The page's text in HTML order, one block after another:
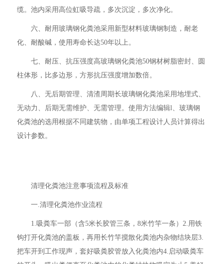
缆。池内采用高位虹吸导疏，多次沉淀，多次净化。
六、耐用玻璃钢化粪池采用新型材料玻璃钢制造，耐老
化、耐酸碱，使用寿命长达50年以上。
七、耐压、抗压强度高玻璃钢化粪池50钢材树脂密封、圆
柱体形，比多边形，方形抗压强度增加数倍。
八、无后期管理、清渣周期长玻璃钢化粪池采用地埋式、
无动力、后期无需维护、无需管理。使用方法编辑l、玻璃钢
化粪池的选用根据不同建筑物，由单项工程设计人员计算得出
设计参数。
清理化粪池注意事项流程及标准
一.清理化粪池作业流程
1.吸粪车一部（含5米长胶管三条，8米竹竿一条）2.用铁
钩打开化粪池的盖板，再用长竹竿搅散化粪池内杂物结块层3.
把车开到工作现声，套好吸粪胶管放入化粪池内4.启动吸粪车